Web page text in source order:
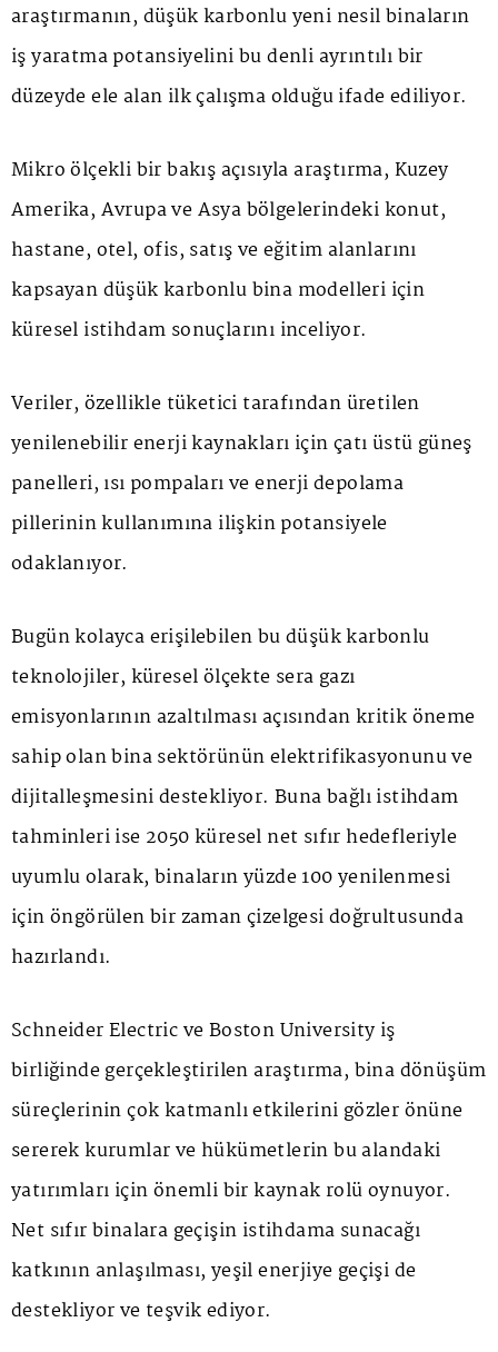
araştırmanın, düşük karbonlu yeni nesil binaların
iş yaratma potansiyelini bu denli ayrıntılı bir
düzeyde ele alan ilk çalışma olduğu ifade ediliyor.
Mikro ölçekli bir bakış açısıyla araştırma, Kuzey
Amerika, Avrupa ve Asya bölgelerindeki konut,
hastane, otel, ofis, satış ve eğitim alanlarını
kapsayan düşük karbonlu bina modelleri için
küresel istihdam sonuçlarını inceliyor.
Veriler, özellikle tüketici tarafından üretilen
yenilenebilir enerji kaynakları için çatı üstü güneş
panelleri, ısı pompaları ve enerji depolama
pillerinin kullanımına ilişkin potansiyele
odaklanıyor.
Bugün kolayca erişilebilen bu düşük karbonlu
teknolojiler, küresel ölçekte sera gazı
emisyonlarının azaltılması açısından kritik öneme
sahip olan bina sektörünün elektrifikasyonunu ve
dijitalleşmesini destekliyor. Buna bağlı istihdam
tahminleri ise 2050 küresel net sıfır hedefleriyle
uyumlu olarak, binaların yüzde 100 yenilenmesi
için öngörülen bir zaman çizelgesi doğrultusunda
hazırlandı.
Schneider Electric ve Boston University iş
birliğinde gerçekleştirilen araştırma, bina dönüşüm
süreçlerinin çok katmanlı etkilerini gözler önüne
sererek kurumlar ve hükümetlerin bu alandaki
yatırımları için önemli bir kaynak rolü oynuyor.
Net sıfır binalara geçişin istihdama sunacağı
katkının anlaşılması, yeşil enerjiye geçişi de
destekliyor ve teşvik ediyor.